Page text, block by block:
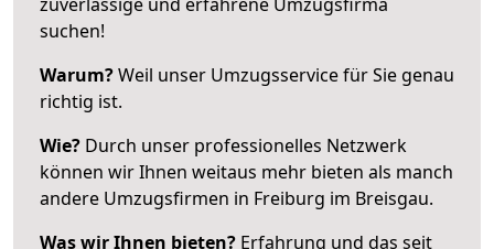
suchen!
Warum?Weil unser Umzugsservice für Sie genau
richtig ist.
Wie? Durch unser professionelles Netzwerk
können wir Ihnen weitaus mehr bieten als manch
andere Umzugsfirmen in Freiburg im Breisgau.
Was wir Ihnen bieten? Erfahrung und das seit